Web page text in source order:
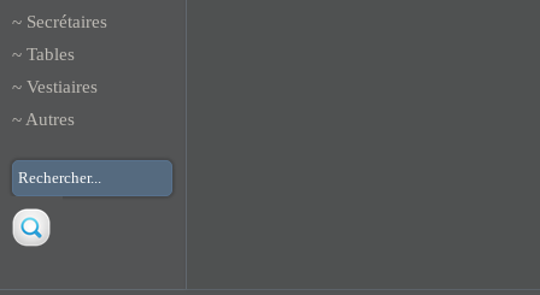
~ Secrétaires
~ Tables
~ Vestiaires
~ Autres